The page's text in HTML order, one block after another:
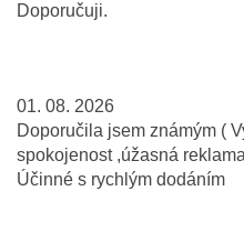
Doporučuji.
01. 08. 2026
Doporučila jsem známým (
spokojenost ,úžasná reklama
Účinné s rychlým dodáním